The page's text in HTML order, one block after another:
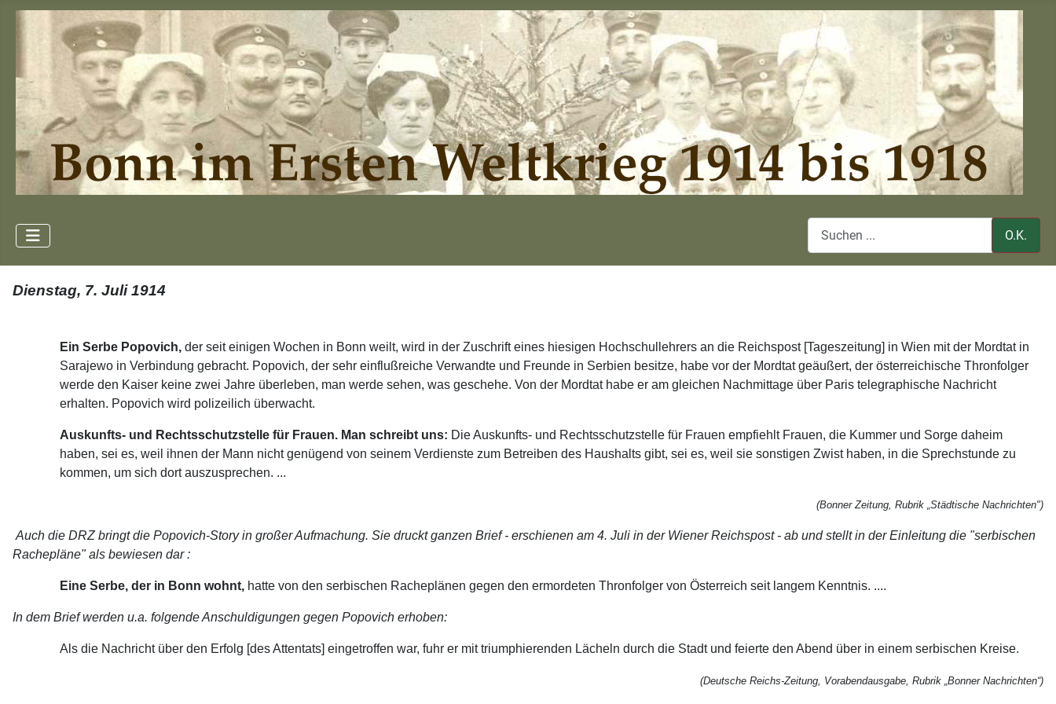
O.K.
Dienstag, 7. Juli 1914
Ein Serbe Popovich, der seit einigen Wochen in Bonn weilt, wird in der Zuschrift eines hiesigen Hochschullehrers an die Reichspost [Tageszeitung] in Wien mit der Mordtat in
Sarajewo in Verbindung gebracht. Popovich, der sehr einflußreiche Verwandte und Freunde in Serbien besitze, habe vor der Mordtat geäußert, der österreichische Thronfolger
werde den Kaiser keine zwei Jahre überleben, man werde sehen, was geschehe. Von der Mordtat habe er am gleichen Nachmittage über Paris telegraphische Nachricht
erhalten. Popovich wird polizeilich überwacht.
Auskunfts- und Rechtsschutzstelle für Frauen. Man schreibt uns: Die Auskunfts- und Rechtsschutzstelle für Frauen empfiehlt Frauen, die Kummer und Sorge daheim
haben, sei es, weil ihnen der Mann nicht genügend von seinem Verdienste zum Betreiben des Haushalts gibt, sei es, weil sie sonstigen Zwist haben, in die Sprechstunde zu
kommen, um sich dort auszusprechen. ...
(Bonner Zeitung, Rubrik „Städtische Nachrichten")
Auch die DRZ bringt die Popovich-Story in großer Aufmachung. Sie druckt ganzen Brief - erschienen am 4. Juli in der Wiener Reichspost - ab und stellt in der Einleitung die "serbischen
Rachepläne" als bewiesen dar :
Eine Serbe, der in Bonn wohnt, hatte von den serbischen Racheplänen gegen den ermordeten Thronfolger von Österreich seit langem Kenntnis. ....
In dem Brief werden u.a. folgende Anschuldigungen gegen Popovich erhoben:
Als die Nachricht über den Erfolg [des Attentats] eingetroffen war, fuhr er mit triumphierenden Lächeln durch die Stadt und feierte den Abend über in einem serbischen Kreise.
(Deutsche Reichs-Zeitung, Vorabendausgabe, Rubrik „Bonner Nachrichten“)